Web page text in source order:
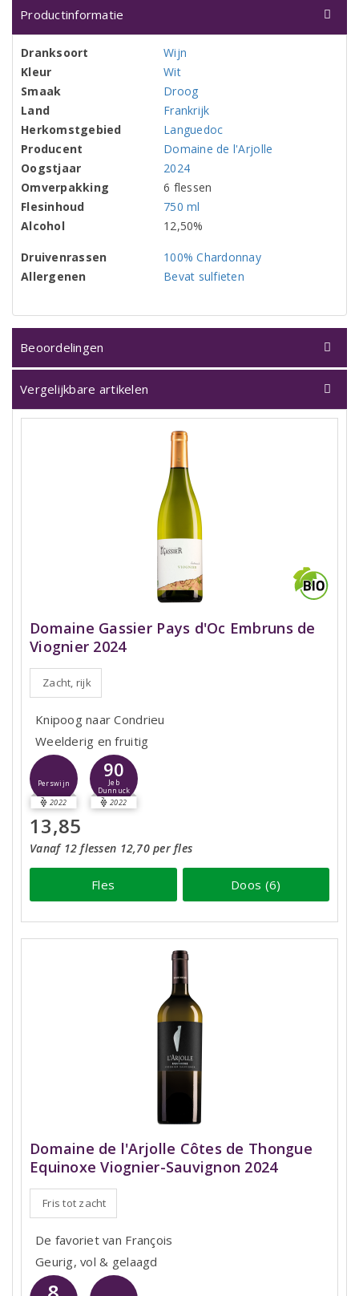
Productinformatie
Dranksoort
Wijn
Kleur
Wit
Smaak
Droog
Land
Frankrijk
Herkomstgebied
Languedoc
Producent
Domaine de l'Arjolle
Oogstjaar
2024
Omverpakking
6 flessen
Flesinhoud
750 ml
Alcohol
12,50%
Druivenrassen
100% Chardonnay
Allergenen
Bevat sulfieten
Beoordelingen
Vergelijkbare artikelen
Domaine Gassier Pays d'Oc Embruns de
Viognier 2024
Zacht, rijk
Knipoog naar Condrieu
Weelderig en fruitig
Perswijn
2022
90
Jeb
Dunnuck
2022
13,85
Vanaf 12 flessen 12,70 per fles
Fles Doos (6)
Domaine de l'Arjolle Côtes de Thongue
Equinoxe Viognier-Sauvignon 2024
Fris tot zacht
De favoriet van François
Geurig, vol & gelaagd